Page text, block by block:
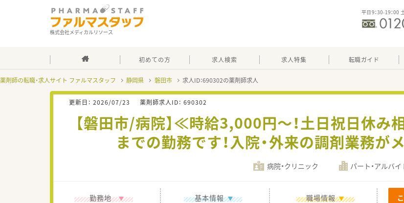
株式会社メディカルリソース
平日9：30-19：00
初めての方 求人検索 求人特集 転職ガイド
薬剤師の転職・求人サイト ファルマスタッフ 静岡県 磐田市 求人ID：690302の薬剤師求人
更新日： 2026/07/23 薬剤師求人ID： 690302
【磐田市/病院】≪時給3,000円～！土日祝日休
までの勤務です！入院・外来の調剤業務
病院・クリニック パート・アルバイ
勤務地 基本情報 職場情報